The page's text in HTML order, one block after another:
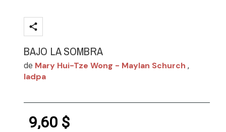
BAJO LA SOMBRA
de Mary Hui-Tze Wong - Maylan Schurch ,
Iadpa
9,60 $